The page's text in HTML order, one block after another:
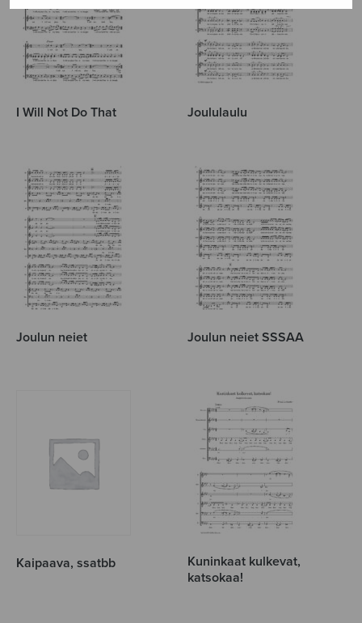
I Will Not Do That Joululaulu
Joulun neiet Joulun neiet SSSAA
Kaipaava, ssatbb
Kuninkaat kulkevat,
katsokaa!